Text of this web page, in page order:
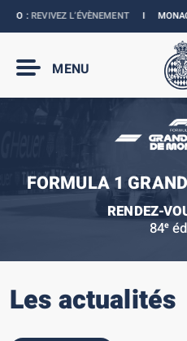
REVIVEZ L’ÉVÈNEMENTI MONACO
MENU
FORMULA 1
RENDEZ-
84e
Les actualités